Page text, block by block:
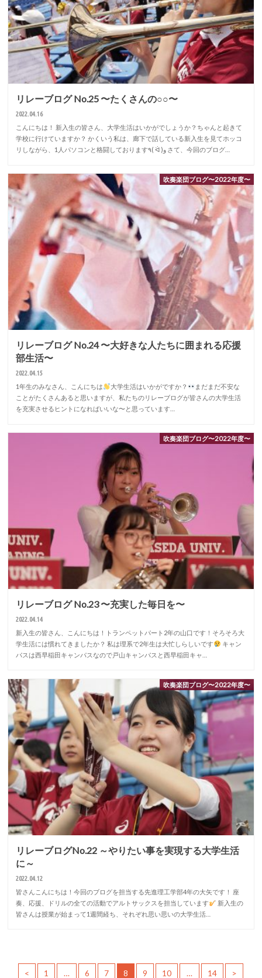
リレーブログ No.25 〜たくさんの○○〜
2022.04.16
こんにちは！ 新入生の皆さん、大学生活はいかがでしょうか？ちゃんと起きて
学校に行けていますか？ かくいう私は、廊下で話している新入生を見てホッコ
リしながら、1人パソコンと格闘しております٩( ᐛ )و さて、今回のブログ…
吹奏楽団ブログ〜2022年度〜
リレーブログ No.24 〜大好きな人たちに囲まれる応援
部生活〜
2022.04.15
1年生のみなさん、こんにちは
大学生活はいかがですか？
まだまだ不安な
ことがたくさんあると思いますが、私たちのリレーブログが皆さんの大学生活
を充実させるヒントになればいいな〜と思っています…
吹奏楽団ブログ〜2022年度〜
リレーブログ No.23 〜充実した毎日を〜
2022.04.14
新入生の皆さん、こんにちは！トランペットパート2年の山口です！そろそろ大
学生活には慣れてきましたか？ 私は理系で2年生は大忙しらしいです
キャン
パスは西早稲田キャンパスなので戸山キャンパスと西早稲田キャ…
吹奏楽団ブログ〜2022年度〜
リレーブログNo.22 ～やりたい事を実現する大学生活
に～
2022.04.12
皆さんこんにちは！今回のブログを担当する先進理工学部4年の大矢です！ 座
奏、応援、ドリルの全ての活動でアルトサックスを担当しています
新入生の
皆さんは授業が始まって1週間経ち、それぞれ思い思いの大学生活…
< 1 … 6 7 8 9 10 … 14 >